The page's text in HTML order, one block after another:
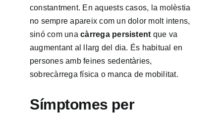
constantment. En aquests casos, la molèstia
no sempre apareix com un dolor molt intens,
sinó com unacàrrega persistent que va
augmentant al llarg del dia. És habitual en
persones amb feines sedentàries,
sobrecàrrega física o manca de mobilitat.
Símptomes per